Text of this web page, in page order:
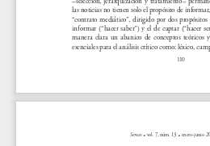
110
las noticias no tienen solo el propósito de
“contrato mediático”, dirigido por dos propósitos
informar (“hacer saber”) y el de captar (“hacer
manera  clara  un  abanico  de  conceptos  teóricos
esenciales para el análisis crítico como: léxico,
Semas vol. 7, núm. 13 enero-junio